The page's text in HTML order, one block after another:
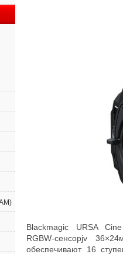
Blackmagic URSA
RGBW-сенсорjv
обеспечивают 16